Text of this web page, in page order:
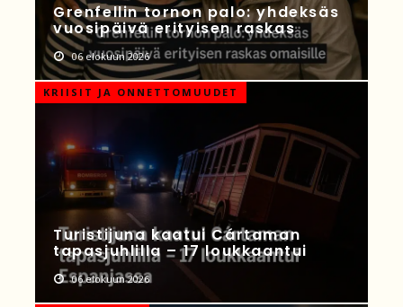
Grenfellin tornon palo: yhdeksäs
vuosipäivä erityisen raskas
06 elokuun 2026
KRIISIT JA ONNETTOMUUDET
Turistijuna kaatui Cártaman
tapasjuhlilla – 17 loukkaantui
06 elokuun 2026